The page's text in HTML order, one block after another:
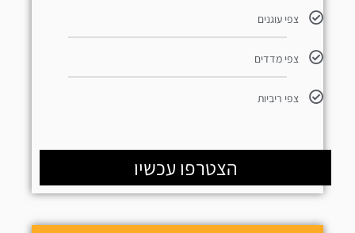
צפי עוגנים
צפי מדדים
צפי ריביות
הצטרפו עכשיו